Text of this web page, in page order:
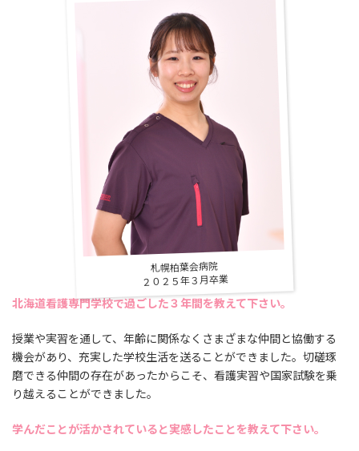
札幌柏葉会病院
２０２５年３月卒業
北海道看護専門学校で過ごした３年間を教えて下さい。
授業や実習を通して、年齢に関係なくさまざまな仲間と協働する
機会があり、充実した学校生活を送ることができました。切磋琢
磨できる仲間の存在があったからこそ、看護実習や国家試験を乗
り越えることができました。
学んだことが活かされていると実感したことを教えて下さい。